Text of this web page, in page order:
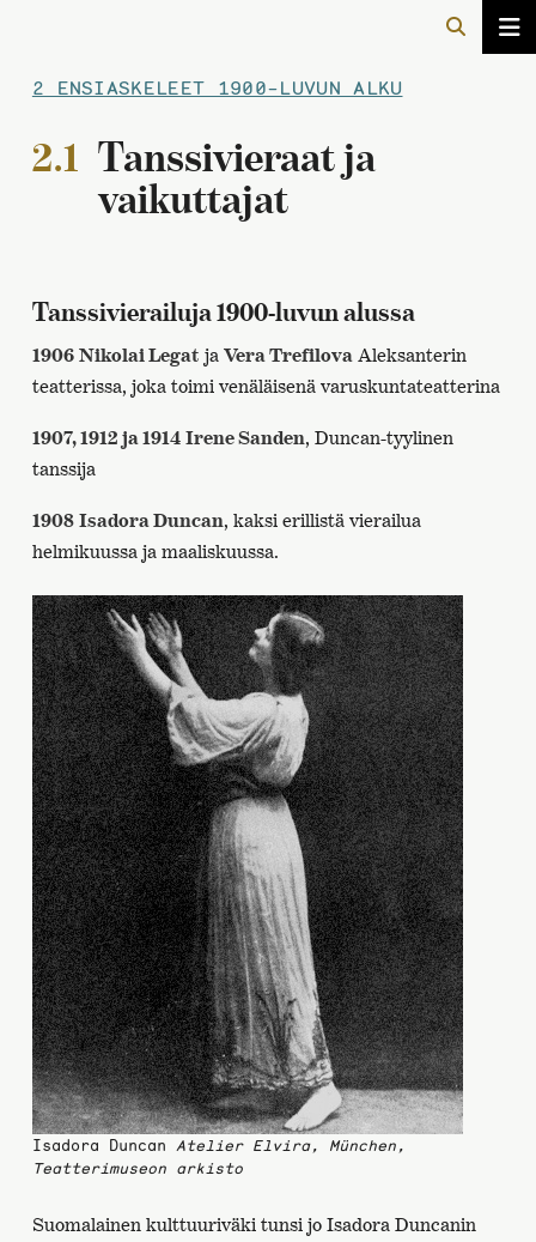
2 ENSIASKELEET 1900-LUVUN ALKU
2.1 Tanssivieraat ja
vaikuttajat
Tanssivierailuja 1900-luvun alussa
1906 Nikolai Legat ja Vera Trefilova Aleksanterin
teatterissa, joka toimi venäläisenä varuskuntateatterina
1907, 1912 ja 1914 Irene Sanden, Duncan-tyylinen
tanssija
1908 Isadora Duncan, kaksi erillistä vierailua
helmikuussa ja maaliskuussa.
Isadora Duncan Atelier Elvira, München,
Teatterimuseon arkisto
Suomalainen kulttuuriväki tunsi jo Isadora Duncanin